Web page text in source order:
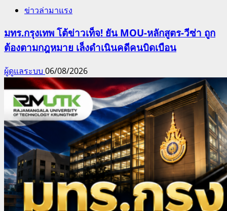
ข่าวล่ามาแรง
มทร.กรุงเทพ โต้ข่าวเท็จ! ยัน MOU-หลักสูตร-วีซ่า ถูก
ต้องตามกฎหมาย เล็งดำเนินคดีคนบิดเบือน
ผู้ดูแลระบบ 06/08/2026